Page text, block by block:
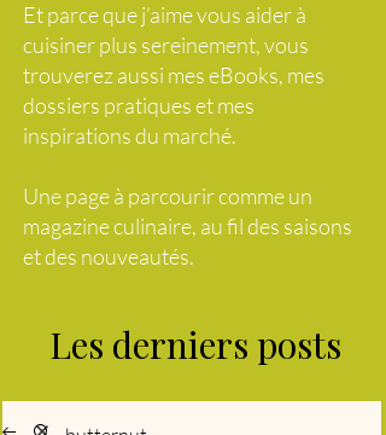
Et parce que j’aime vous aider à
cuisiner plus sereinement, vous
trouverez aussi mes eBooks, mes
dossiers pratiques et mes
inspirations du marché.
Une page à parcourir comme un
magazine culinaire, au fil des saisons
et des nouveautés.
Les derniers posts